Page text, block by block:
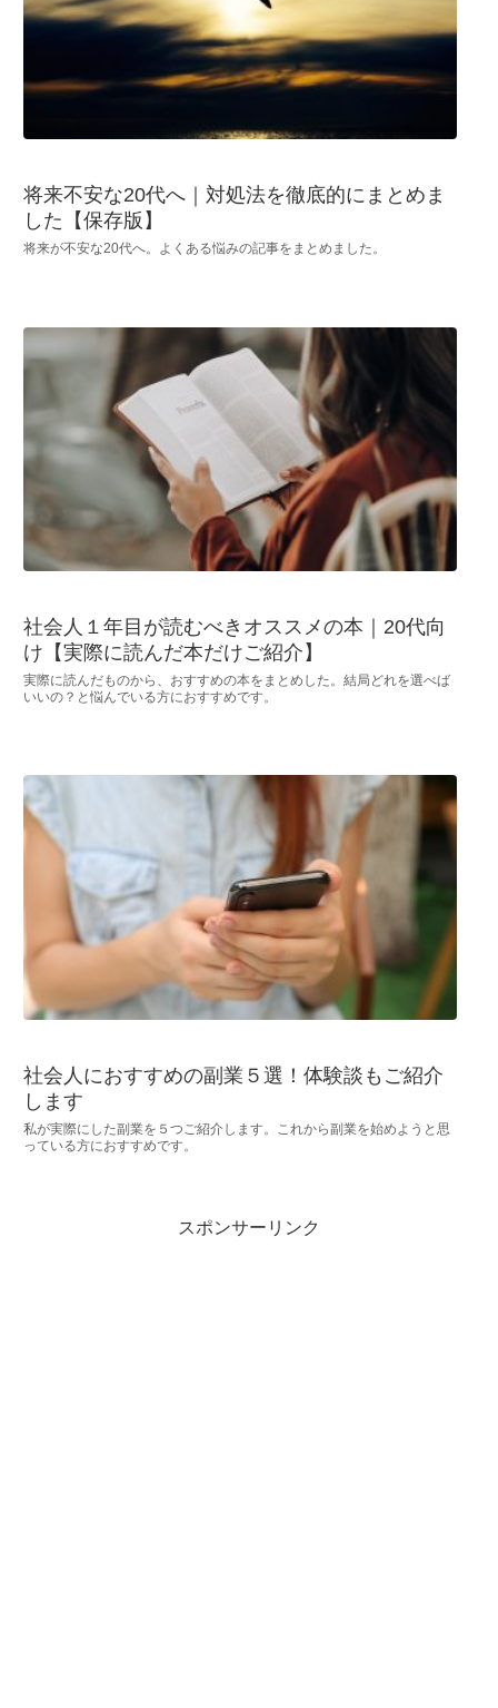
将来不安な20代へ｜対処法を徹底的にまとめま
した【保存版】
将来が不安な20代へ。よくある悩みの記事をまとめました。
社会人１年目が読むべきオススメの本｜20代向
け【実際に読んだ本だけご紹介】
実際に読んだものから、おすすめの本をまとめした。結局どれを選べば
いいの？と悩んでいる方におすすめです。
社会人におすすめの副業５選！体験談もご紹介
します
私が実際にした副業を５つご紹介します。これから副業を始めようと思
っている方におすすめです。
スポンサーリンク